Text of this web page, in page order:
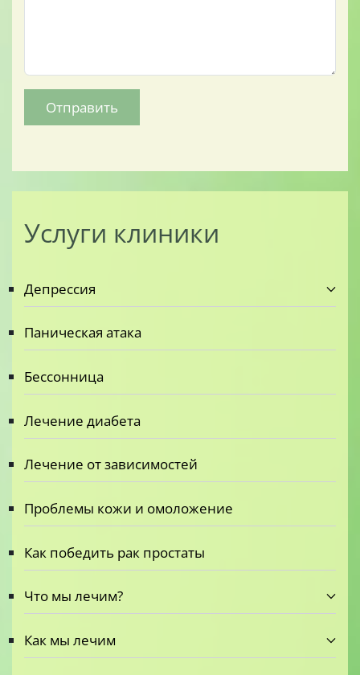
Отправить
Услуги клиники
Депрессия
Паническая атака
Бессонница
Лечение диабета
Лечение от зависимостей
Проблемы кожи и омоложение
Как победить рак простаты
Что мы лечим?
Как мы лечим